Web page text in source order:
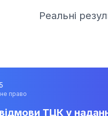
Реальні
право
ТЦК у